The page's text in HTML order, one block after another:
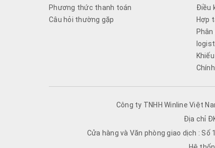
Phương thức thanh toán
Câu hỏi thường gặp
Điều
Hợp
Công ty TNHH Winline Việt
Địa chỉ
Cửa hàng và Văn phòng giao dịch : Số